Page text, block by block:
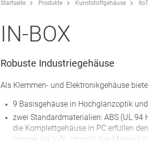
Startseite Produkte Kunststoffgehäuse
IN-BOX
Robuste Industriegehäuse
Als Klemmen- und Elektronikgehäuse
9 Basisgehäuse in Hochglanzoptik
zwei Standardmaterialien: ABS (UL 94
die Komplettgehäuse in PC erfüllen
(besser als V-0), obwohl das Material